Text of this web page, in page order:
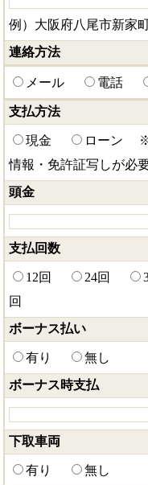
例）大阪府八尾市新家
連絡方法
メール 電話
支払方法
現金 ローン ※
情報・免許証写しが必要
頭金
支払回数
12回 24回
回
ボーナス払い
有り 無し
ボーナス時支払
下取車両
有り 無し